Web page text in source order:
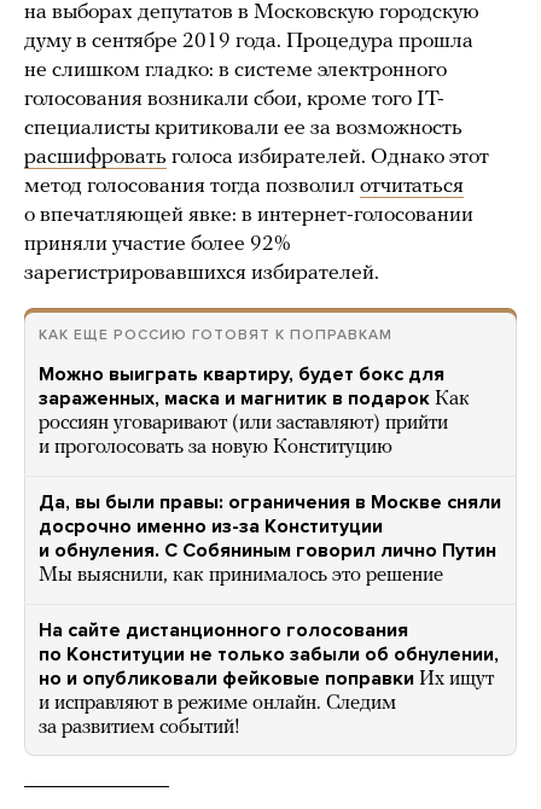
на выборах депутатов в Московскую городскую
думу в сентябре 2019 года. Процедура прошла
не слишком гладко: в системе электронного
голосования возникали сбои, кроме того IT-
специалисты критиковали ее за возможность
расшифровать голоса избирателей. Однако этот
метод голосования тогда позволил отчитаться
о впечатляющей явке: в интернет-голосовании
приняли участие более 92%
зарегистрировавшихся избирателей.
КАК ЕЩЕ РОССИЮ ГОТОВЯТ К ПОПРАВКАМ
Можно выиграть квартиру, будет бокс для
зараженных, маска и магнитик в подарок Как
россиян уговаривают (или заставляют) прийти
и проголосовать за новую Конституцию
Да, вы были правы: ограничения в Москве сняли
досрочно именно из-за Конституции
и обнуления. С Собяниным говорил лично Путин
Мы выяснили, как принималось это решение
На сайте дистанционного голосования
по Конституции не только забыли об обнулении,
но и опубликовали фейковые поправки Их ищут
и исправляют в режиме онлайн. Следим
за развитием событий!